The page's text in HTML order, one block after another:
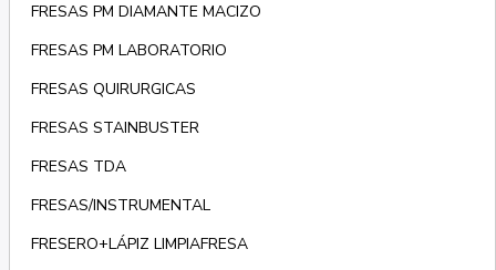
FRESAS PM DIAMANTE MACIZO
FRESAS PM LABORATORIO
FRESAS QUIRURGICAS
FRESAS STAINBUSTER
FRESAS TDA
FRESAS/INSTRUMENTAL
FRESERO+LÁPIZ LIMPIAFRESA